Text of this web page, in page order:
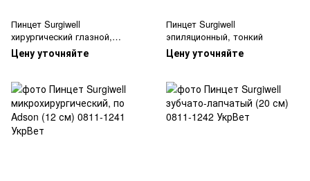
Пинцет Surgiwell
хирургический глазной,
прямой
Цену уточняйте
Пинцет Surgiwell
эпиляционный, тонкий
Цену уточняйте